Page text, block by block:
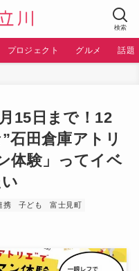
検索
プロジェクト グルメ 話題
15日まで！12
石田倉庫アトリ
体験」ってイベ
携 子ども 富士見町